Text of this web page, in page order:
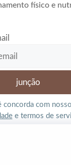
físico e
concorda com nosso
e termos de